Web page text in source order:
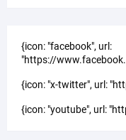
{icon: "facebook", url:
"https://
{icon: "x-twitter", url:
{icon: "youtube", url: